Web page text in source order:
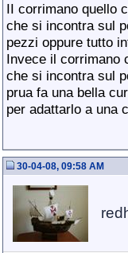
II corrimano quello
che si incontra sul
pezzi oppure tutto
Invece il corrimano
che si incontra sul
prua fa una bella
per adattarlo a una
30-04-08, 09:58 AM